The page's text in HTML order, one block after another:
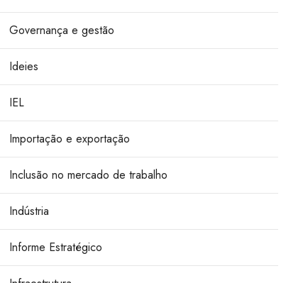
Governança e gestão
Ideies
IEL
Importação e exportação
Inclusão no mercado de trabalho
Indústria
Informe Estratégico